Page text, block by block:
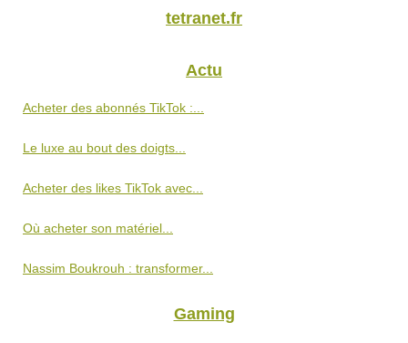
tetranet.fr
Actu
Acheter des abonnés TikTok :...
Le luxe au bout des doigts...
Acheter des likes TikTok avec...
Où acheter son matériel...
Nassim Boukrouh : transformer...
Gaming